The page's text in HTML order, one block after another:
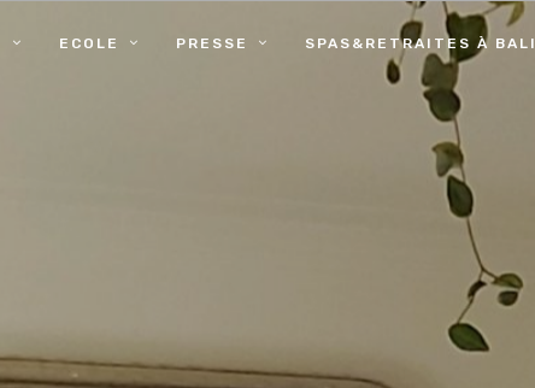
ECOLE PRESSE SPAS&RETRAITES À BALI